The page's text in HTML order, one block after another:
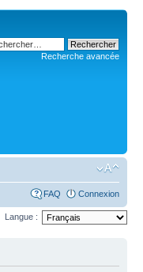
Recherche avancée
FAQ Connexion
Langue :